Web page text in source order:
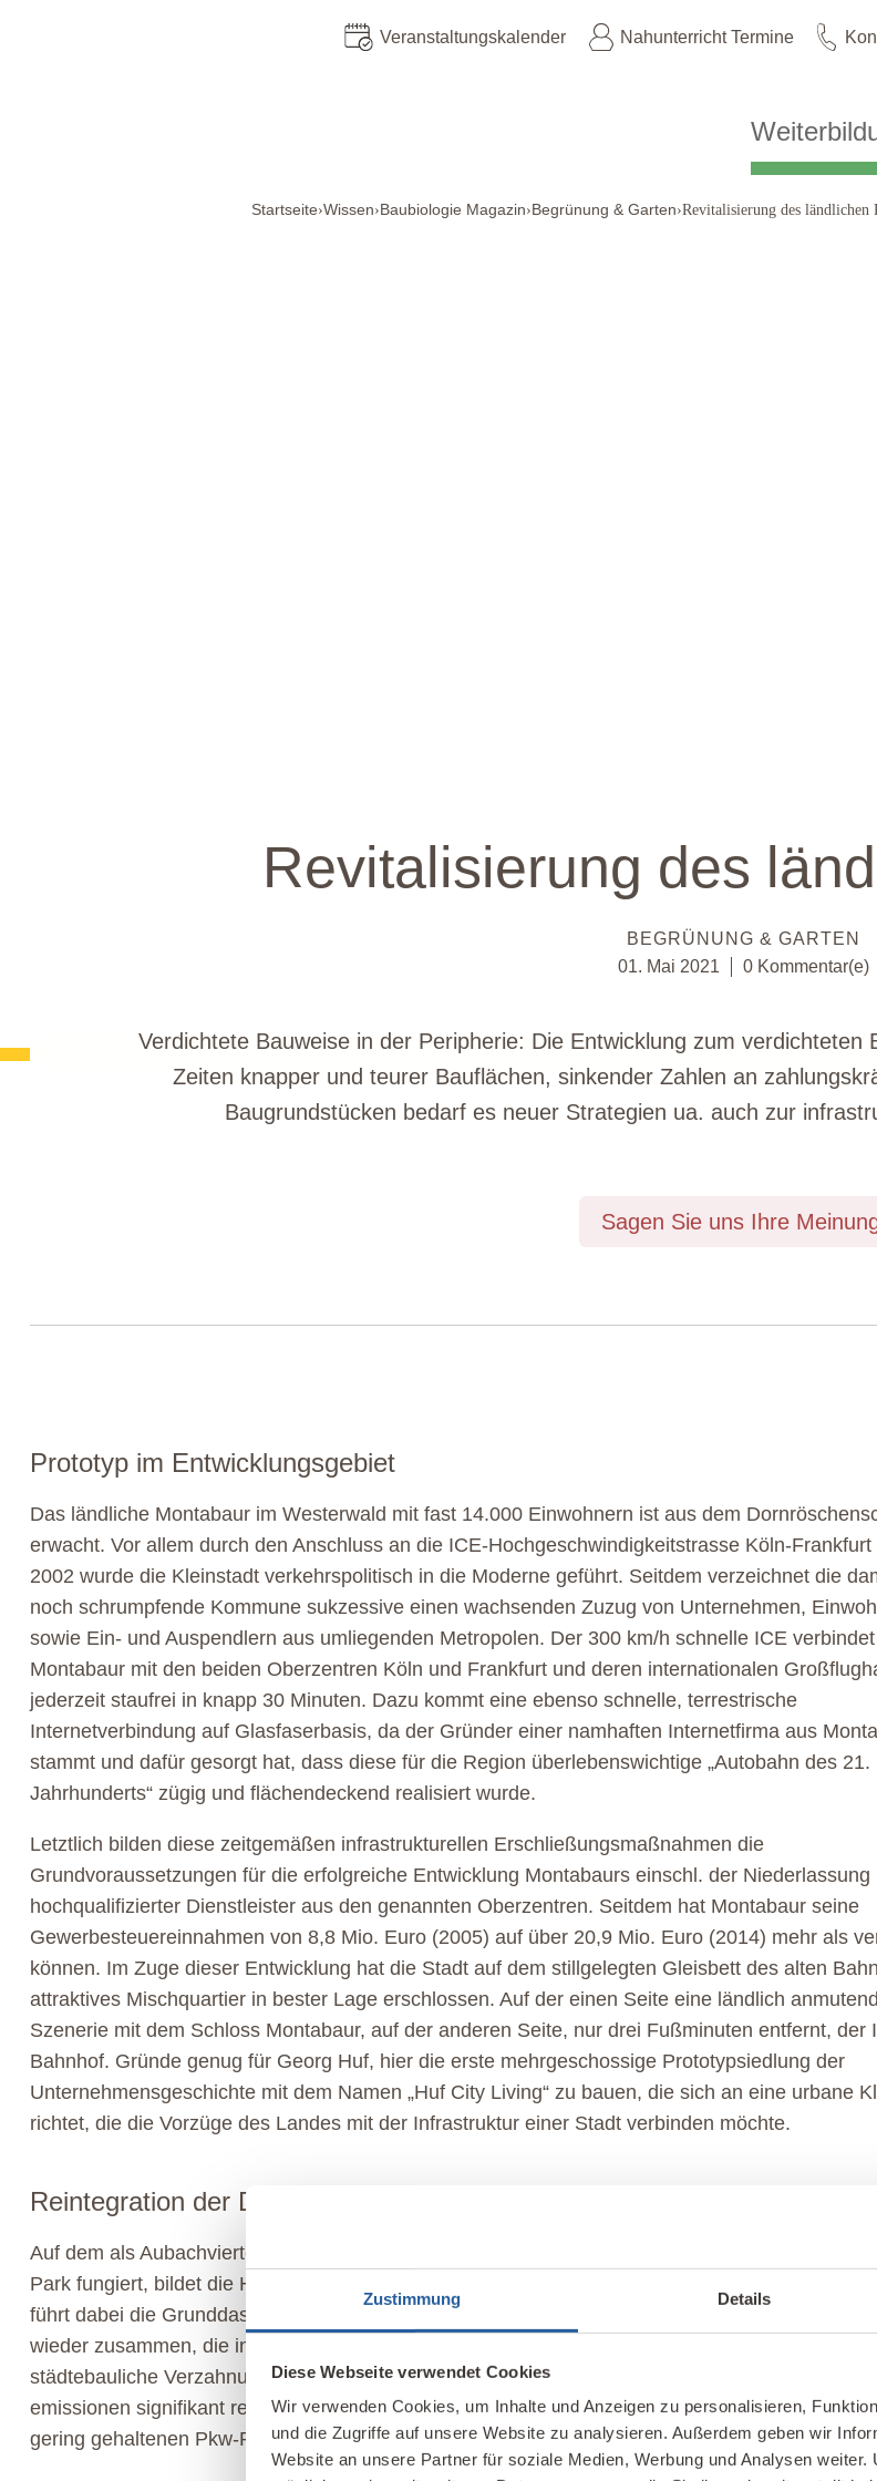
Zustimmung Details
Diese Webseite verwendet Cookies
Wir verwenden Cookies, um Inhalte und Anzeigen zu personalisieren,
und die Zugriffe auf unsere Website zu analysieren. Außerdem geben wir
Website an unsere Partner für soziale Medien, Werbung und Analysen
Veranstaltungskalender Nahunterricht Termine
Startseite›Wissen›Baubiologie Magazin›Begrünung & Garten›Revitalisierung des ländlichen
Revitalisierung des
BEGRÜNUNG & GARTEN
01. Mai 2021
0 Kommentar(e)
Verdichtete Bauweise in der Peripherie: Die Entwicklung zum
Zeiten knapper und teurer Bauflächen, sinkender Zahlen an
Baugrundstücken bedarf es neuer Strategien ua. auch zur
Sagen Sie uns Ihre
Prototyp im Entwicklungsgebiet
Das ländliche Montabaur im Westerwald mit fast 14.000 Einwohnern ist aus dem
erwacht. Vor allem durch den Anschluss an die ICE-Hochgeschwindigkeitstrasse Köln-Frankfurt
2002 wurde die Kleinstadt verkehrspolitisch in die Moderne geführt. Seitdem verzeichnet die
noch schrumpfende Kommune sukzessive einen wachsenden Zuzug von Unternehmen,
sowie Ein- und Auspendlern aus umliegenden Metropolen. Der 300 km/h schnelle ICE verbindet
Montabaur mit den beiden Oberzentren Köln und Frankfurt und deren internationalen
jederzeit staufrei in knapp 30 Minuten. Dazu kommt eine ebenso schnelle, terrestrische
Internetverbindung auf Glasfaserbasis, da der Gründer einer namhaften Internetfirma aus
stammt und dafür gesorgt hat, dass diese für die Region überlebenswichtige „Autobahn des 21.
Jahrhunderts“ zügig und flächendeckend realisiert wurde.
Letztlich bilden diese zeitgemäßen infrastrukturellen Erschließungsmaßnahmen die
Grundvoraussetzungen für die erfolgreiche Entwicklung Montabaurs einschl. der Niederlassung
hochqualifizierter Dienstleister aus den genannten Oberzentren. Seitdem hat Montabaur seine
Gewerbesteuereinnahmen von 8,8 Mio. Euro (2005) auf über 20,9 Mio. Euro (2014) mehr als
können. Im Zuge dieser Entwicklung hat die Stadt auf dem stillgelegten Gleisbett des alten
attraktives Mischquartier in bester Lage erschlossen. Auf der einen Seite eine ländlich
Szenerie mit dem Schloss Montabaur, auf der anderen Seite, nur drei Fußminuten entfernt, der
Bahnhof. Gründe genug für Georg Huf, hier die erste mehrgeschossige Prototypsiedlung der
Unternehmensgeschichte mit dem Namen „Huf City Living“ zu bauen, die sich an eine urbane
richtet, die die Vorzüge des Landes mit der Infrastruktur einer Stadt verbinden möchte.
Reintegration der Daseinsgrundfunktionen
Auf dem als Aubachviertel bezeichneten Areal, das als Bindeglied zwischen der Kernstadt und
Park fungiert, bildet die Holzbausiedlung auf 4.900 m
führt dabei die Grunddaseinsfunktionen „Arbeiten“ (40 % der Fläche) und „Wohnen“ (60 % der
wieder zusammen, die in der Nachkriegszeit oft konzept- und sinnlos getrennt wurden. Diese
städtebauliche Verzahnung, die sowohl den Verkehr als auch Lärm, Abgase wie auch Feinstaub
emissionen signifikant reduziert und vor allem Familien mit Kindern hilft, drückt sich auch in den
gering gehaltenen Pkw-Parkflächen aus – im Aubachviertel fährt man mit der Bahn oder geht